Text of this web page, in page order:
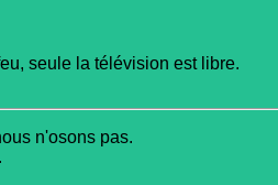
seule la télévision est libre.
n'osons pas.